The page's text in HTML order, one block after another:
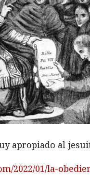
apropiado al
2022/01/la-